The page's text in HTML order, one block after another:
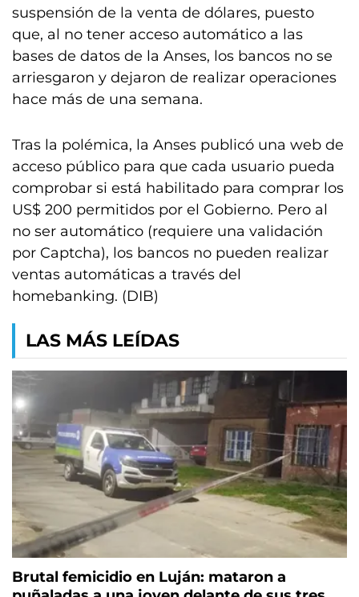
suspensión de la venta de dólares, puesto
que, al no tener acceso automático a las
bases de datos de la Anses, los bancos no se
arriesgaron y dejaron de realizar operaciones
hace más de una semana.
Tras la polémica, la Anses publicó una web de
acceso público para que cada usuario pueda
comprobar si está habilitado para comprar los
US$ 200 permitidos por el Gobierno. Pero al
no ser automático (requiere una validación
por Captcha), los bancos no pueden realizar
ventas automáticas a través del
homebanking. (DIB)
LAS MÁS LEÍDAS
Brutal femicidio en Luján: mataron a